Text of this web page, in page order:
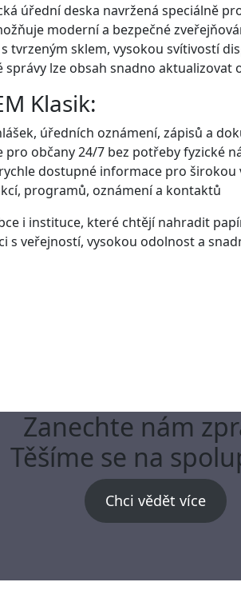
úřední deska navržená speciálně
moderní a bezpečné
sklem, vysokou svítivostí
lze obsah snadno aktualizovat
Klasik:
úředních oznámení, zápisů a
občany 24/7 bez potřeby fyzické
dostupné informace pro širokou
programů, oznámení a kontaktů
i instituce, které chtějí nahradit
veřejností, vysokou odolnost a
Zanechte nám
Těšíme se na
Chci vědět více